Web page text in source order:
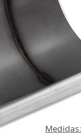
Medidas: